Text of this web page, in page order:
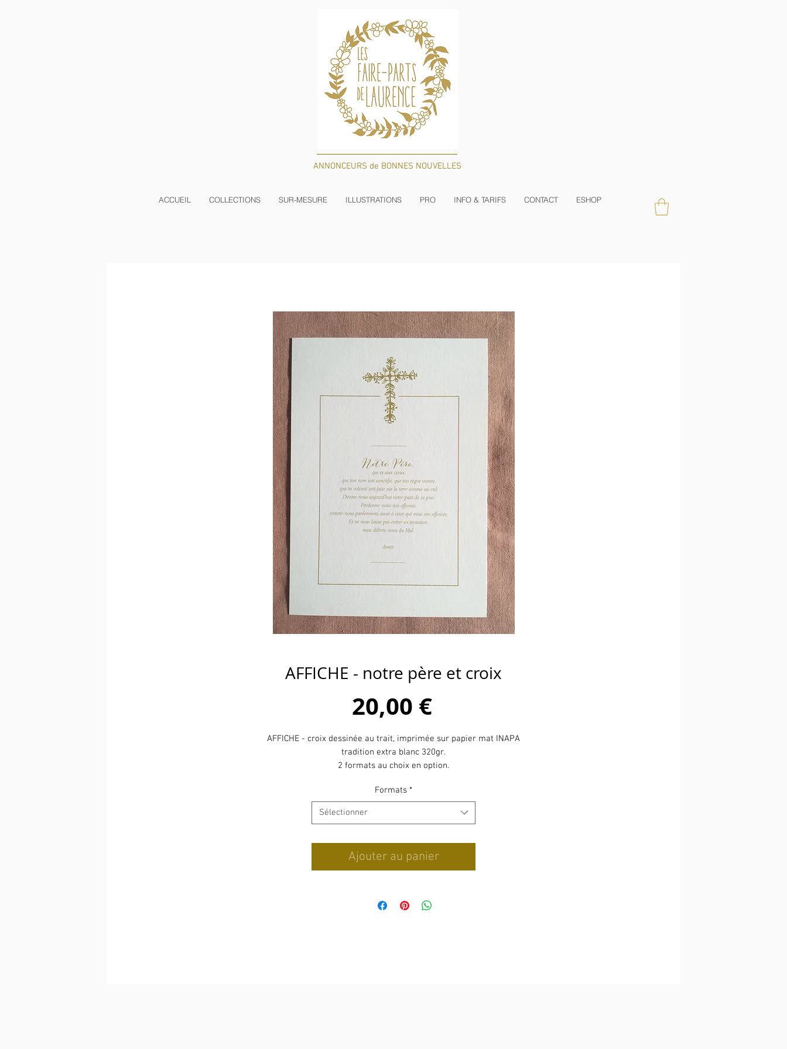
ANNONCEURS de BONNES NOUVELLES
ACCUEIL COLLECTIONS SUR-MESURE ILLUSTRATIONS PRO INFO & TARIFS CONTACT ESHOP
AFFICHE - notre père et croix
20,00 €Prix
AFFICHE - croix dessinée au trait, imprimée sur papier mat INAPA
tradition extra blanc 320gr.
2 formats au choix en option.
Formats *
Sélectionner
Ajouter au panier